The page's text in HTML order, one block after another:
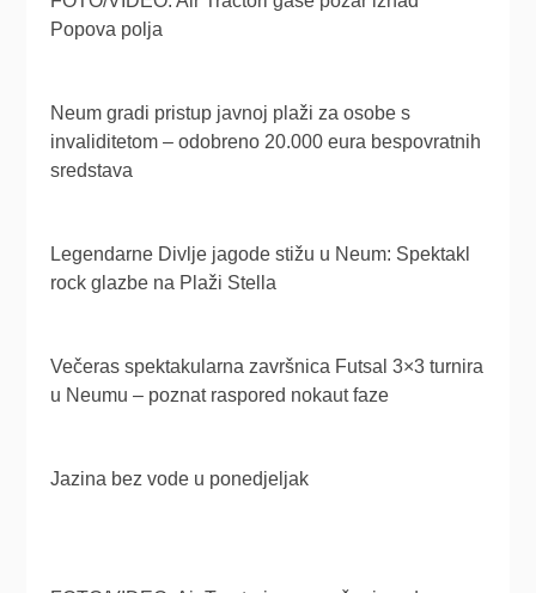
Popova polja
Neum gradi pristup javnoj plaži za osobe s
invaliditetom – odobreno 20.000 eura bespovratnih
sredstava
Legendarne Divlje jagode stižu u Neum: Spektakl
rock glazbe na Plaži Stella
Večeras spektakularna završnica Futsal 3×3 turnira
u Neumu – poznat raspored nokaut faze
Jazina bez vode u ponedjeljak